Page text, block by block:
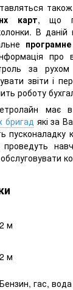
карт, що
В даній
за
звіти і
роботу
має в
бригад які за
пусконаладку
2 м
2 м
Бензин, гас, вода